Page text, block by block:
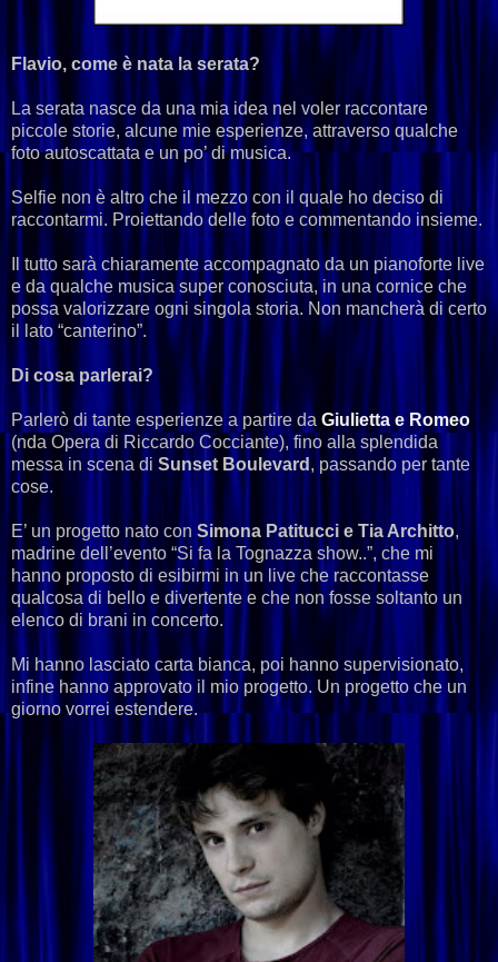
Flavio, come è nata la serata?
La serata nasce da una mia idea nel voler raccontare
piccole storie, alcune mie esperienze, attraverso qualche
foto autoscattata e un po’ di musica.
Selfie non è altro che il mezzo con il quale ho deciso di
raccontarmi. Proiettando delle foto e commentando insieme.
Il tutto sarà chiaramente accompagnato da un pianoforte live
e da qualche musica super conosciuta, in una cornice che
possa valorizzare ogni singola storia. Non mancherà di certo
il lato “canterino”.
Di cosa parlerai?
Parlerò di tante esperienze a partire da Giulietta e Romeo
(nda Opera di Riccardo Cocciante), fino alla splendida
messa in scena di Sunset Boulevard , passando per tante
cose.
E’ un progetto nato con Simona Patitucci e Tia Architto,
madrine dell’evento “Si fa la Tognazza show..”, che mi
hanno proposto di esibirmi in un live che raccontasse
qualcosa di bello e divertente e che non fosse soltanto un
elenco di brani in concerto.
Mi hanno lasciato carta bianca, poi hanno supervisionato,
infine hanno approvato il mio progetto. Un progetto che un
giorno vorrei estendere.